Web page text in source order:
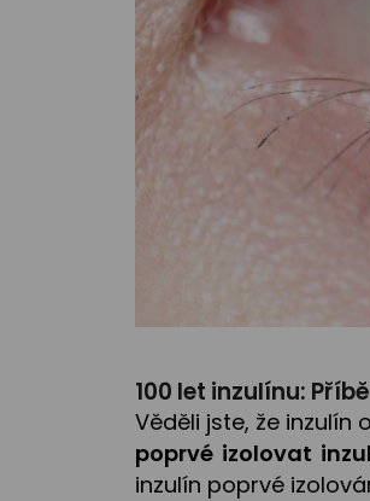
100 let inzulínu:
Věděli jste, že inzulín
poprvé izolovat
inzulín poprvé